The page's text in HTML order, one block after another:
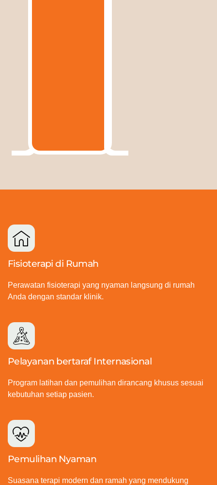
Fisioterapi di Rumah
Perawatan fisioterapi yang nyaman langsung di rumah
Anda dengan standar klinik.
Pelayanan bertaraf Internasional
Program latihan dan pemulihan dirancang khusus sesuai
kebutuhan setiap pasien.
Pemulihan Nyaman
Suasana terapi modern dan ramah yang mendukung